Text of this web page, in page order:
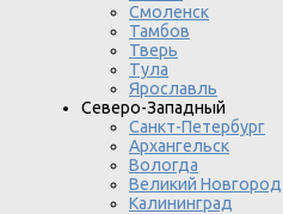
Смоленск
Тамбов
Тверь
Тула
Ярославль
Северо-Западный
Санкт-Петербург
Архангельск
Вологда
Великий Новгород
Калининград